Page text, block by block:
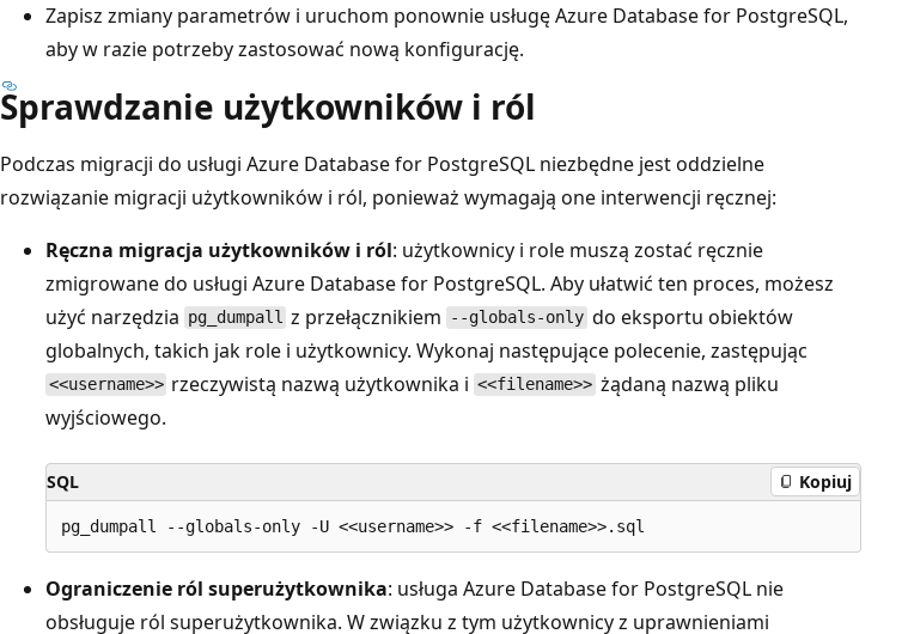
Zapisz zmiany parametrów i uruchom ponownie usługę Azure Database for PostgreSQL,
aby w razie potrzeby zastosować nową konfigurację.
Sprawdzanie użytkowników i ról
Podczas migracji do usługi Azure Database for PostgreSQL niezbędne jest oddzielne
rozwiązanie migracji użytkowników i ról, ponieważ wymagają one interwencji ręcznej:
Ręczna migracja użytkowników i ról: użytkownicy i role muszą zostać ręcznie
zmigrowane do usługi Azure Database for PostgreSQL. Aby ułatwić ten proces, możesz
użyć narzędzia pg_dumpall z przełącznikiem --globals-only do eksportu obiektów
globalnych, takich jak role i użytkownicy. Wykonaj następujące polecenie, zastępując
<<username>> rzeczywistą nazwą użytkownika i <<filename>> żądaną nazwą pliku
wyjściowego.
SQL Kopiuj
Ograniczenie ról superużytkownika: usługa Azure Database for PostgreSQL nie
obsługuje ról superużytkownika. W związku z tym użytkownicy z uprawnieniami